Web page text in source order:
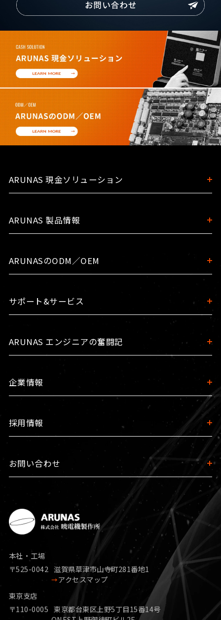
ARUNAS 現金ソリューション
ARUNAS 製品情報
ARUNASのODM／OEM
サポート&サービス
ARUNAS エンジニアの奮闘記
企業情報
採用情報
お問い合わせ
本社・工場
〒525-0042 滋賀県草津市山寺町281番地1
アクセスマップ
東京支店
〒110-0005 東京都台東区上野5丁目15番14号